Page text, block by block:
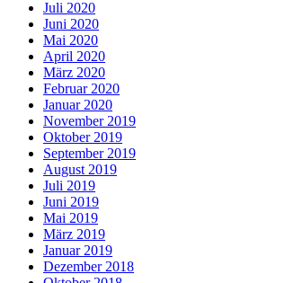
Juli 2020
Juni 2020
Mai 2020
April 2020
März 2020
Februar 2020
Januar 2020
November 2019
Oktober 2019
September 2019
August 2019
Juli 2019
Juni 2019
Mai 2019
März 2019
Januar 2019
Dezember 2018